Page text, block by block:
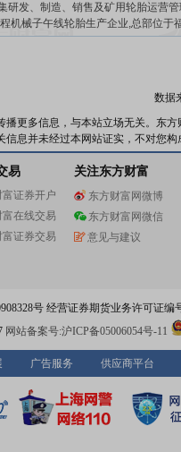
研发、制造、销售及矿用轮胎运营
机械子午线轮胎生产企业,总部位于
几家分、子公司。其中,福建省海旷
应链安全可控,提升矿车出车率等方面
誉与信赖。以新技术突破为核心驱
新前列。2008年,自主研发生产的
线工程轮胎,经中国石油和化学工
空白,解决了长期困扰大多数矿山企
联合会科技进步奖二等奖”;2015年,公
径4.02米、每条重约6吨的全球最
成为世界上第三个具备该型号轮胎
中国石油和化学工业联合会科技进步
,实现全钢巨胎民族品牌出口“零的
已形成覆盖多规格、适配全场景的
座大型矿山。据权威机构统计,在全
,公司销量稳居国内第一、全球第四,
展理念,海安集团持续加码研发投入,
士后科研工作站、省级企业技术中
轮胎企业重点实验室,深化与科研院校
动产学研融合向纵深发展。截至目前,
准数十项,获得“国家高新技术企业”“
数据
播更多信息，与本站立场无关。东
息并未经过本网站证实，不对您
易
富证券开户
富在线交易
富证券交易
关注东方财富
东方财富网微博
东方财富网微信
意见与建议
号 经营证券期货业务许可证编
网站备案号:沪ICP备05006054号-11
广告服务 供应商平台